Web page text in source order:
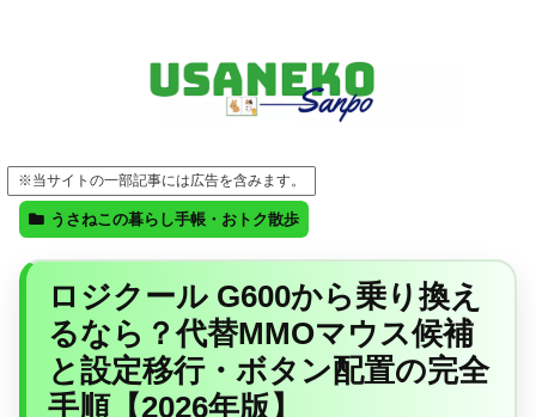
※当サイトの一部記事には広告を含みます。
うさねこの暮らし手帳・おトク散歩
ロジクール G600から乗り換え
るなら？代替MMOマウス候補
と設定移行・ボタン配置の完全
手順【2026年版】